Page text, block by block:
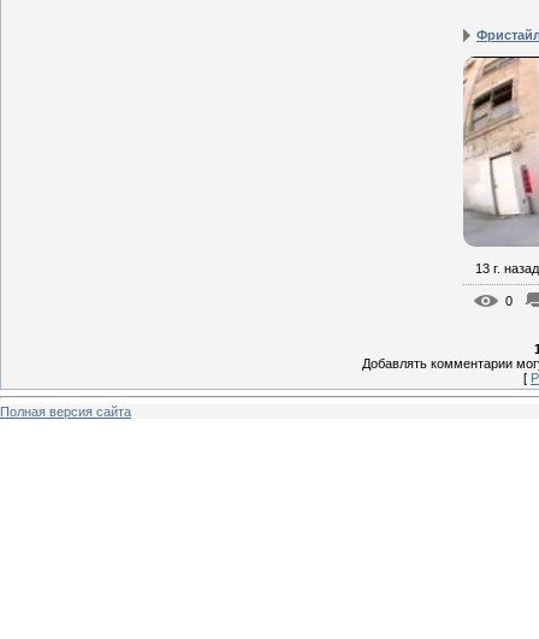
13 г. назад
0
Добавлять комментарии
[
Полная версия сайта